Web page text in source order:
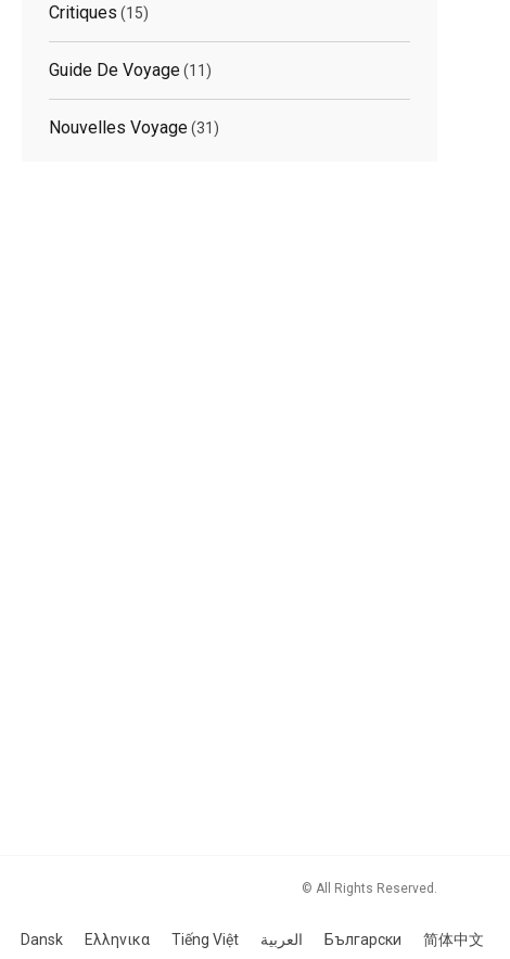
Critiques (15)
Guide De Voyage(11)
Nouvelles Voyage(31)
© All Rights Reserved.
Dansk Ελληνικα Tiếng Việt العربية Български 简体中文